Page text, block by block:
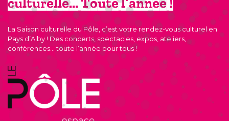
La Saison culturelle du Pôle, c’est votre rendez-vous culturel en
Pays d’Alby ! Des concerts, spectacles, expos, ateliers,
conférences… toute l’année pour tous !